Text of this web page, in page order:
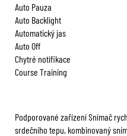
Auto Pauza
Auto Backlight
Automatický jas
Auto Off
Chytré notifikace
Course Training
Podporované zařízení Snímač
srdečního tepu, kombinovaný